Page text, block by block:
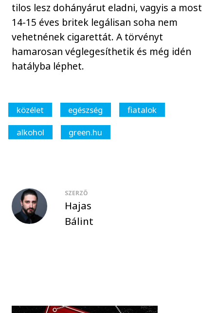
tilos lesz dohányárut eladni, vagyis a most
14-15 éves britek legálisan soha nem
vehetnének cigarettát. A törvényt
hamarosan véglegesíthetik és még idén
hatályba léphet.
közélet egészség
fiatalok
alkohol
green.hu
SZERZŐ
Hajas
Bálint